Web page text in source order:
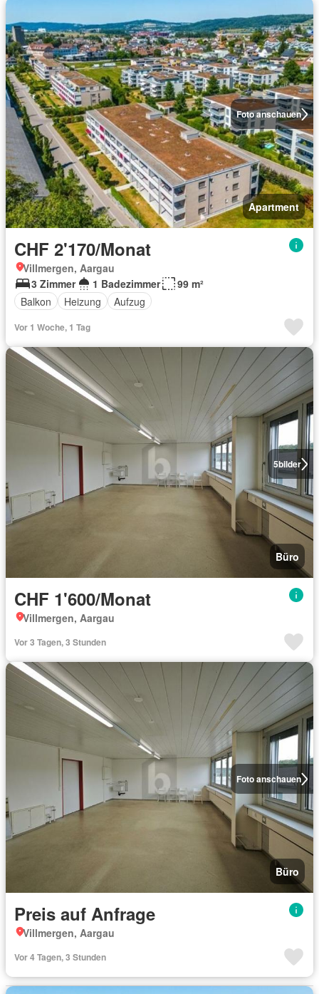
Foto anschauen
Apartment
CHF 2'170/Monat
Villmergen, Aargau
3 Zimmer
1 Badezimmer
99 m²
Balkon
Heizung Aufzug
Vor 1 Woche, 1 Tag
5bilder
Büro
CHF 1'600/Monat
Villmergen, Aargau
Vor 3 Tagen, 3 Stunden
Foto anschauen
Büro
Preis auf Anfrage
Villmergen, Aargau
Vor 4 Tagen, 3 Stunden